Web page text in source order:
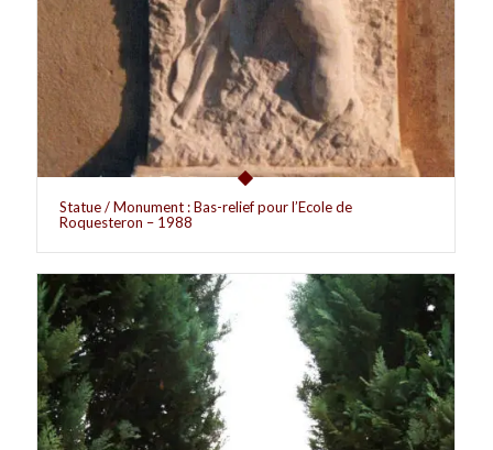
Statue / Monument : Bas-relief pour l’Ecole de
Roquesteron – 1988